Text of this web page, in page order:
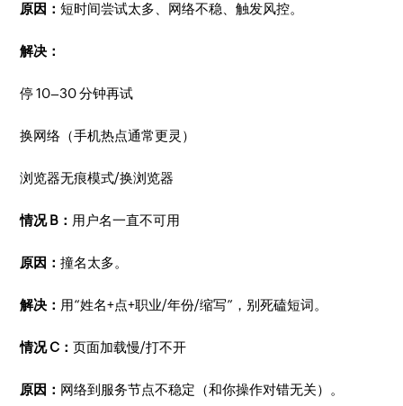
原因：短时间尝试太多、网络不稳、触发风控。
解决：
停 10–30 分钟再试
换网络（手机热点通常更灵）
浏览器无痕模式/换浏览器
情况 B： 用户名一直不可用
原因：撞名太多。
解决： 用“姓名+点+职业/年份/缩写”，别死磕短词。
情况 C：页面加载慢/打不开
原因： 网络到服务节点不稳定（和你操作对错无关）。